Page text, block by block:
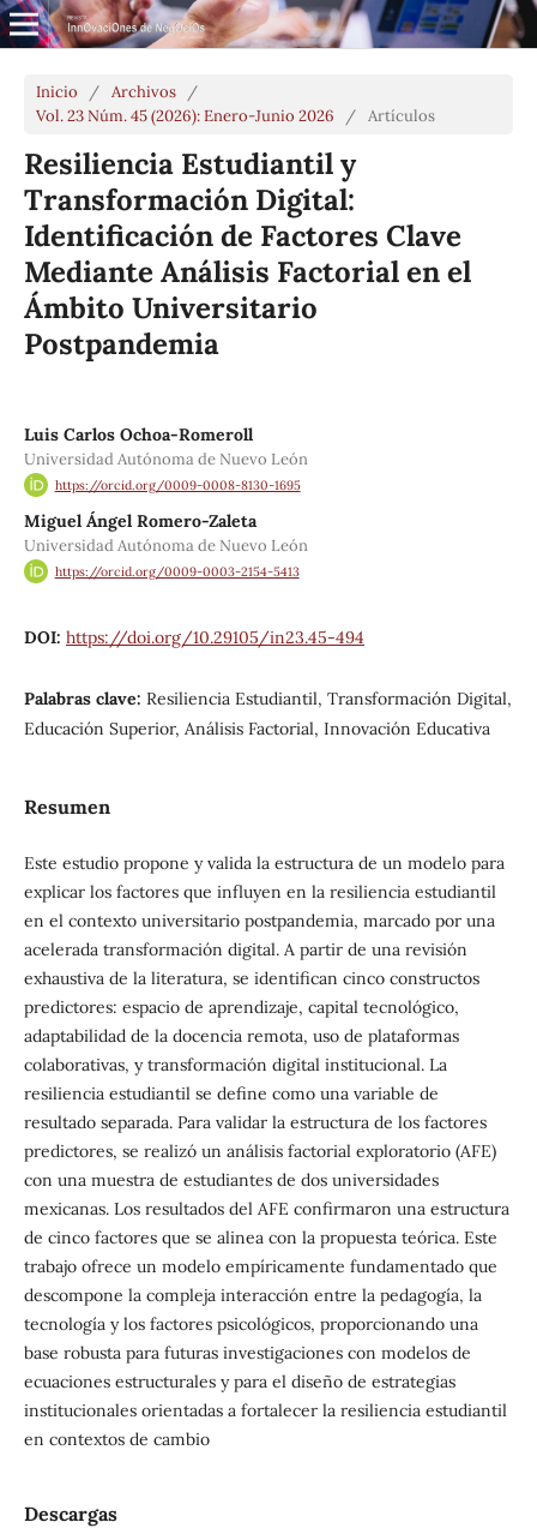
Inicio / Archivos
/
Vol. 23 Núm. 45 (2026): Enero-Junio 2026
/ Artículos
Resiliencia Estudiantil y
Transformación Digital:
Identificación de Factores Clave
Mediante Análisis Factorial en el
Ámbito Universitario
Postpandemia
Luis Carlos Ochoa-Romeroll
Universidad Autónoma de Nuevo León
https://orcid.org/0009-0008-8130-1695
Miguel Ángel Romero-Zaleta
Universidad Autónoma de Nuevo León
https://orcid.org/0009-0003-2154-5413
DOI: https://doi.org/10.29105/in23.45-494
Palabras clave: Resiliencia Estudiantil, Transformación Digital,
Educación Superior, Análisis Factorial, Innovación Educativa
Resumen
Este estudio propone y valida la estructura de un modelo para
explicar los factores que influyen en la resiliencia estudiantil
en el contexto universitario postpandemia, marcado por una
acelerada transformación digital. A partir de una revisión
exhaustiva de la literatura, se identifican cinco constructos
predictores: espacio de aprendizaje, capital tecnológico,
adaptabilidad de la docencia remota, uso de plataformas
colaborativas, y transformación digital institucional. La
resiliencia estudiantil se define como una variable de
resultado separada. Para validar la estructura de los factores
predictores, se realizó un análisis factorial exploratorio (AFE)
con una muestra de estudiantes de dos universidades
mexicanas. Los resultados del AFE confirmaron una estructura
de cinco factores que se alinea con la propuesta teórica. Este
trabajo ofrece un modelo empíricamente fundamentado que
descompone la compleja interacción entre la pedagogía, la
tecnología y los factores psicológicos, proporcionando una
base robusta para futuras investigaciones con modelos de
ecuaciones estructurales y para el diseño de estrategias
institucionales orientadas a fortalecer la resiliencia estudiantil
en contextos de cambio
Descargas